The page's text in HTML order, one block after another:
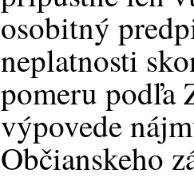
osobitný
neplatnosti
pomeru podľa
výpovede
Občianskeho